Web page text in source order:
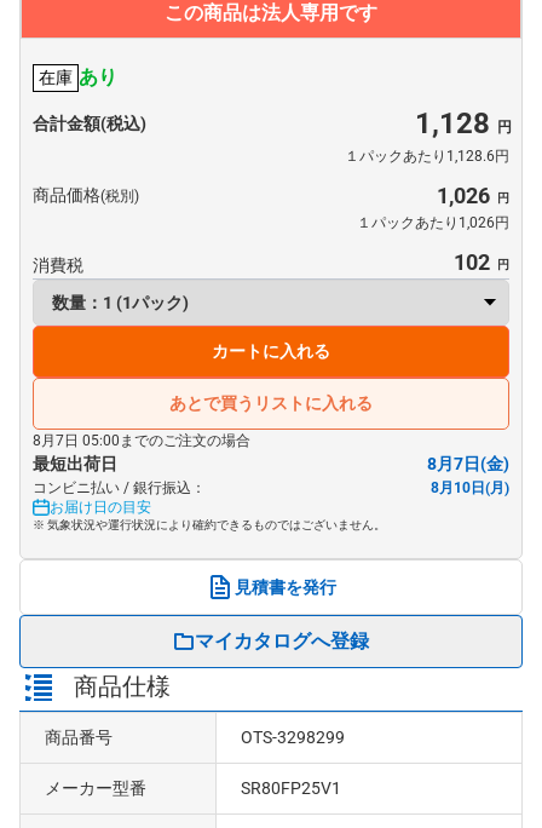
この商品は法人専用です
在庫 あり
合計金額(税込) 1,128
１パックあたり1,128.6円
商品価格(税別) 1,026
１パックあたり1,026円
消費税 102
カートに入れる
あとで買うリストに入れる
8月7日 05:00までのご注文の場合
最短出荷日 8月7日(金)
コンビニ払い / 銀行振込：
8月10日(月)
お届け日の目安
※ 気象状況や運行状況により確約できるものではございません。
見積書を発行
マイカタログへ登録
商品仕様
商品番号 OTS-3298299
メーカー型番 SR80FP25V1